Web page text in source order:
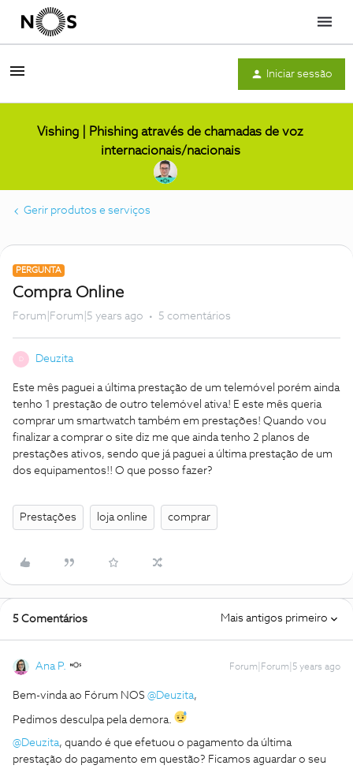
Menu
Iniciar sessão
Vishing | Phishing através de chamadas de voz
internacionais/nacionais
Gerir produtos e serviços
PERGUNTA
Compra Online
Forum|Forum|5 years ago 5 comentários
D Deuzita
Este mês paguei a última prestação de um telemóvel porém ainda
tenho 1 prestação de outro telemóvel ativa! E este mês queria
comprar um smartwatch também em prestações! Quando vou
finalizar a comprar o site diz me que ainda tenho 2 planos de
prestações ativos, sendo que já paguei a última prestação de um
dos equipamentos!! O que posso fazer?
Prestações loja online comprar
5 Comentários Mais antigos primeiro
Ana P. Forum|Forum|5 years ago
Bem-vinda ao Fórum NOS @Deuzita,
Pedimos desculpa pela demora.
@Deuzita, quando é que efetuou o pagamento da última
prestação do pagamento em questão? Ficamos aguardar o seu